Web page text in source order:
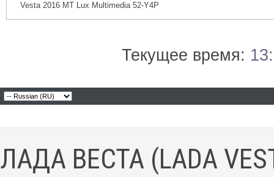
Vesta 2016 MT Lux Multimedia 52-Y4P
Текущее время:
ЛАДА ВЕСТА (LADA